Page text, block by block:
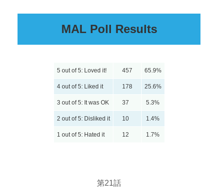
MAL Poll Results
5 out of 5: Loved it! 457 65.9%
4 out of 5: Liked it 178 25.6%
3 out of 5: It was OK 37 5.3%
2 out of 5: Disliked it 10 1.4%
1 out of 5: Hated it 12 1.7%
第21話